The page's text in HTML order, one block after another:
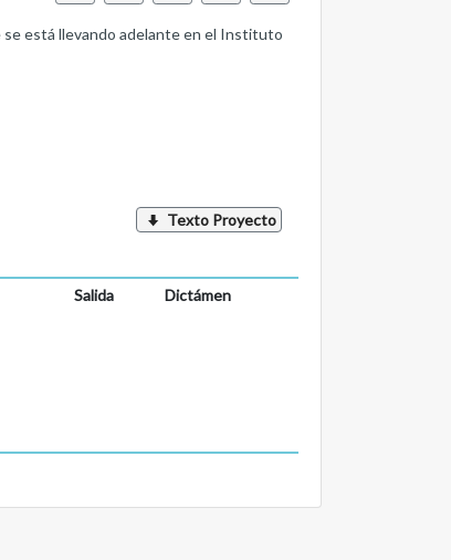
se está llevando adelante en el Instituto
Texto Proyecto
Salida
Dictámen